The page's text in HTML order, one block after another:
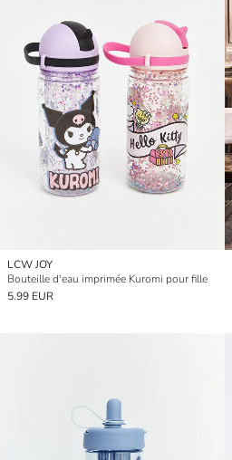
LCW JOY
Bouteille d'eau imprimée Kuromi pour fille
5.99 EUR